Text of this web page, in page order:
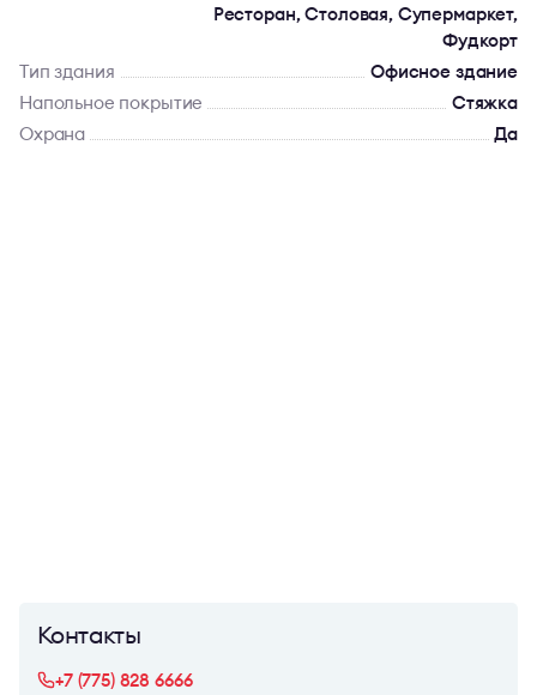
Ресторан, Столовая, Супермаркет,
Фудкорт
Тип здания
Офисное здание
Напольное покрытие
Стяжка
Охрана
Да
Контакты
+7 (775) 828 6666